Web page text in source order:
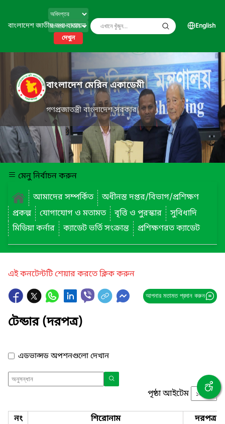
বাংলাদেশ জাতীয় তথ্য বাতায়ন
দেখুন
English
বাংলাদেশ মেরিন একাডেমী
গণপ্রজাতন্ত্রী বাংলাদেশ সরকার
মেনু নির্বাচন করুন
আমাদের সম্পর্কিত
অধীনস্ত দপ্তর/বিভাগ/প্রশিক্ষণ
প্রকল্প
যোগাযোগ ও মতামত বৃত্তি ও পুরস্কার
সুবিধাদি
মিডিয়া কর্নার
ক্যাডেট ভর্তি সংক্রান্ত প্রশিক্ষণরত ক্যাডেট
এই কনটেন্টটি শেয়ার করতে ক্লিক করুন
আপনার মতামত প্রদান করুন
টেন্ডার (দরপত্র)
এডভান্সড অপশনগুলো দেখান
পৃষ্ঠা আইটেম
নং শিরোনাম দরপত্র